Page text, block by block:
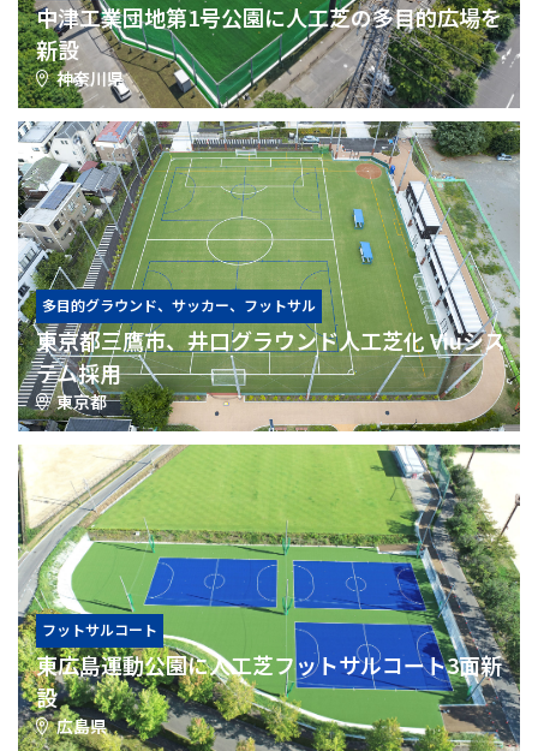
中津工業団地第1号公園に人工芝の多目的広場を
新設
神奈川県
多目的グラウンド、サッカー、フットサル
東京都三鷹市、井口グラウンド人工芝化 Viuシス
テム採用
東京都
フットサルコート
東広島運動公園に人工芝フットサルコート3面新
設
広島県